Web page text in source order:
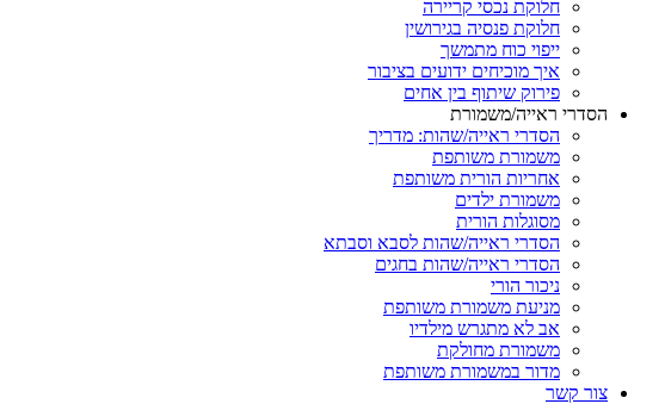
חלוקת נכסי קריירה
חלוקת פנסיה בגירושין
ייפוי כוח מתמשך
איך מוכיחים ידועים בציבור
פירוק שיתוף בין אחים
הסדרי ראייה/משמורת
הסדרי ראייה/שהות: מדריך
משמורת משותפת
אחריות הורית משותפת
משמורת ילדים
מסוגלות הורית
הסדרי ראייה/שהות לסבא וסבתא
הסדרי ראייה/שהות בחגים
ניכור הורי
מניעת משמורת משותפת
אב לא מתגרש מילדיו
משמורת מחולקת
מדור במשמורת משותפת
צור קשר